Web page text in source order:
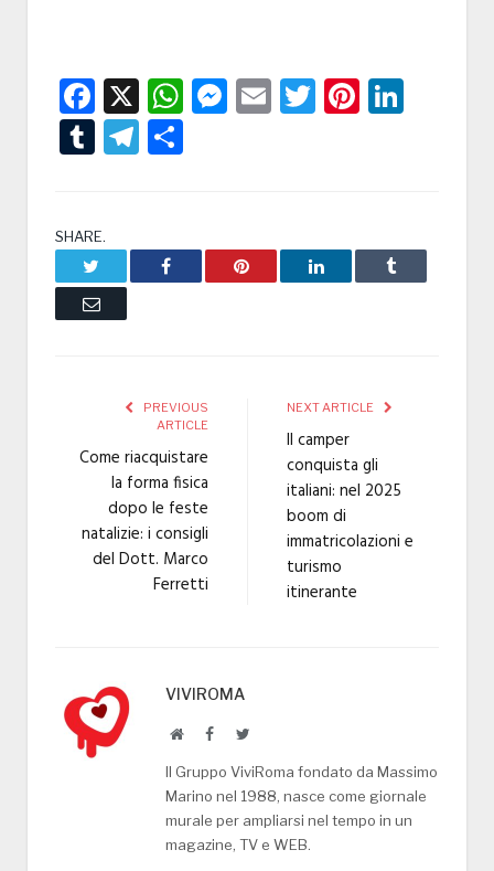
Facebook
X WhatsApp
Messenger
EmailTwitter
TumblrTelegram
SHARE.
Facebook Pinterest LinkedIn Tumblr
Email
PREVIOUS
ARTICLE
Come riacquistare
la forma fisica
dopo le feste
natalizie: i consigli
del Dott. Marco
Ferretti
NEXT ARTICLE
Il camper
conquista gli
italiani: nel 2025
boom di
immatricolazioni e
turismo
itinerante
VIVIROMA
WebsiteFacebookTwitter
Il Gruppo ViviRoma fondato da Massimo
Marino nel 1988, nasce come giornale
murale per ampliarsi nel tempo in un
magazine, TV e WEB.